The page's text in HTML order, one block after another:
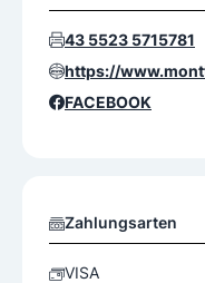
43 5523 5715781
https://
FACEBOOK
Zahlungsarten
VISA